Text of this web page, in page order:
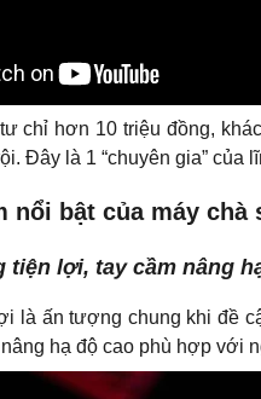
chỉ hơn 10 triệu đồng,
Đây là 1 “chuyên gia” của
nổi bật của máy chà
tiện lợi, tay cầm nâng
là ấn tượng chung khi đề
hạ độ cao phù hợp với